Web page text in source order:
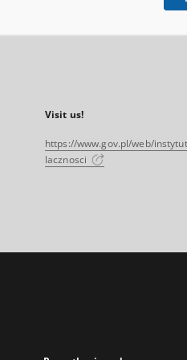
Visit us!
https://www.gov.pl/web/
lacznosci